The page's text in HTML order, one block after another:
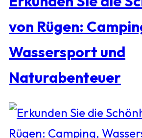
von Rügen:
Wassersport und
Naturabenteuer